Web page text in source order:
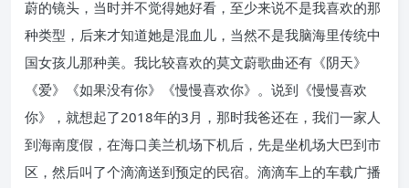
蔚的镜头，当时并不觉得她好看，至少来说不是我喜欢的那
种类型，后来才知道她是混血儿，当然不是我脑海里传统中
国女孩儿那种美。我比较喜欢的莫文蔚歌曲还有《阴天》
《爱》《如果没有你》《慢慢喜欢你》。说到《慢慢喜欢
你》，就想起了2018年的3月，那时我爸还在，我们一家人
到海南度假，在海口美兰机场下机后，先是坐机场大巴到市
区，然后叫了个滴滴送到预定的民宿。滴滴车上的车载广播